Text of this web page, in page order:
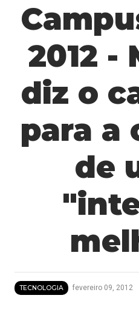
2012 -
diz o
para a
de
TECNOLOGIA fevereiro 09, 2012